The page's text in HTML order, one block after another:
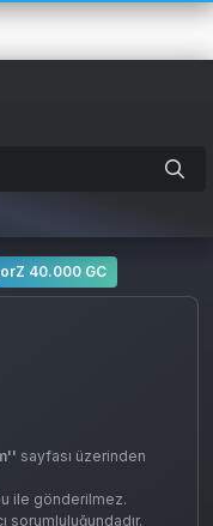
40.000 GC
sayfası üzerinden
ile gönderilmez.
sorumluluğundadır.